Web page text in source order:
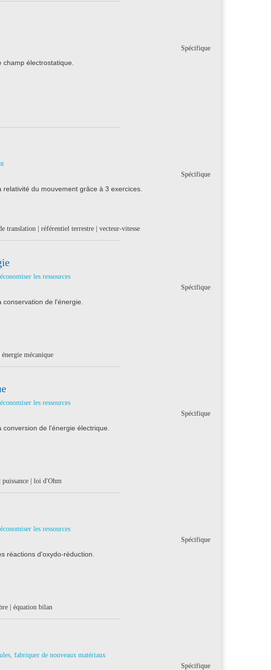
Spécifique
électrostatique.
Spécifique
du mouvement grâce à 3 exercices.
translation | référentiel terrestre | vecteur-vitesse
les ressources
Spécifique
de l'énergie.
mécanique
les ressources
Spécifique
de l'énergie électrique.
| loi d'Ohm
les ressources
Spécifique
réactions d'oxydo-réduction.
| équation bilan
fabriquer de nouveaux matériaux
Spécifique